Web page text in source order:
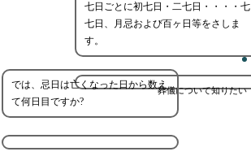
七日ごとに初七日・二七日・・・・七
七日、月忌および百ヶ日等をさしま
す。
葬儀について知りたい
では、忌日は亡くなった日から数え
て何日目ですか?